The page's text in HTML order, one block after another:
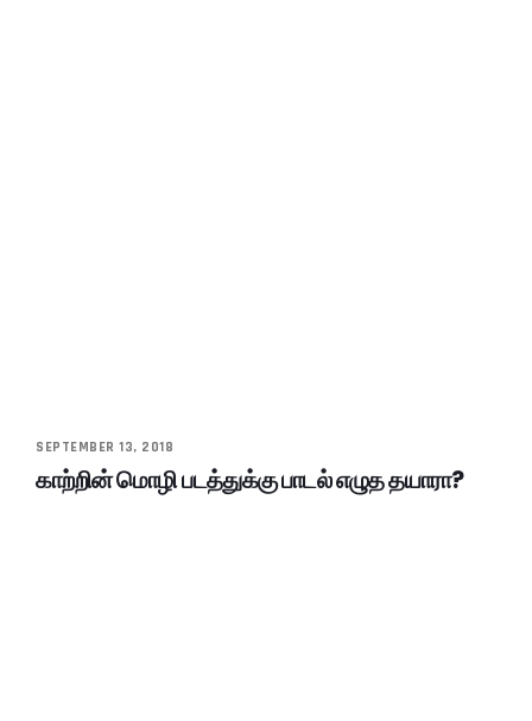
SEPTEMBER 13, 2018
காற்றின் மொழி படத்துக்கு பாடல் எழுத தயாரா?